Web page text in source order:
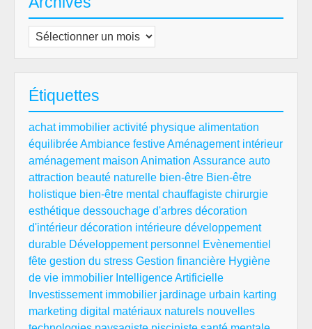
Archives
Étiquettes
achat immobilier activité physique alimentation
équilibréeAmbiance festiveAménagement intérieur
aménagement maison Animation Assurance auto
attraction beauté naturelle bien-être Bien-être
holistique bien-être mental chauffagiste chirurgie
esthétique dessouchage d'arbres décoration
d'intérieur décoration intérieure développement
durable Développement personnel Evènementiel
fête gestion du stress Gestion financière Hygiène
de vie immobilier Intelligence Artificielle
Investissement immobilier jardinage urbain karting
marketing digital matériaux naturels nouvelles